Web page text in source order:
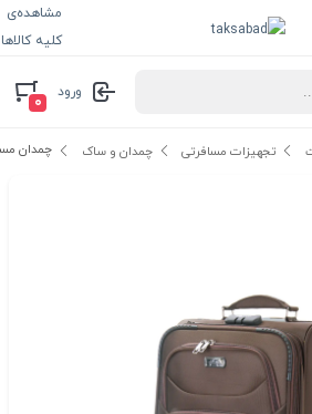
مشاهده‌ی
کلیه کالاها
ورود
۰
تجهیزات مسافرتی چمدان و ساک چمدان